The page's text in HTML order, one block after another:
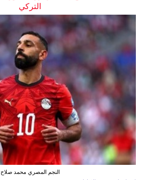
التركي
النجم المصري محمد صلاح